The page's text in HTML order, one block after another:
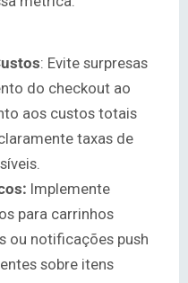
: Evite surpresas
do checkout ao
aos custos totais
taxas de
Implemente
para carrinhos
ou notificações push
sobre itens